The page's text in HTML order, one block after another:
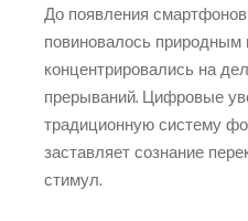
До появления
повиновалось
концентрировались на
прерываний. Цифровые
традиционную систему
заставляет сознание
стимул.